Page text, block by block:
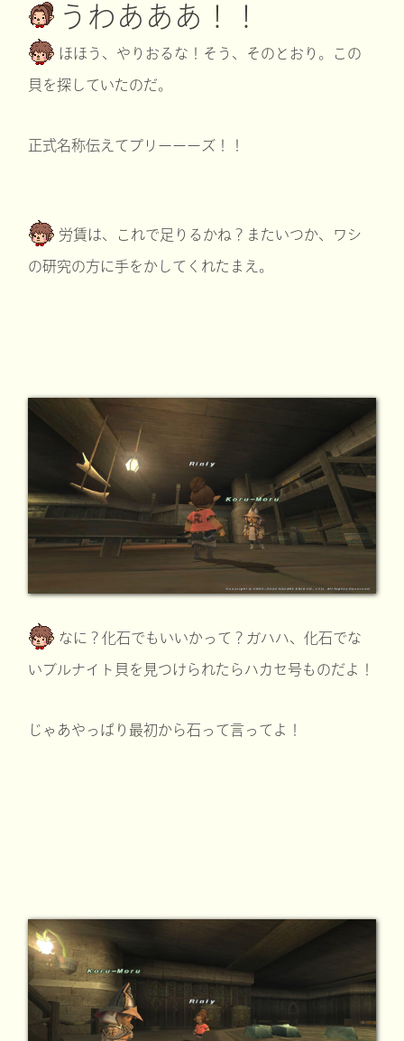
うわあああ！！
ほほう、やりおるな！そう、そのとおり。この
貝を探していたのだ。
正式名称伝えてプリーーーズ！！
労賃は、これで足りるかね？またいつか、ワシ
の研究の方に手をかしてくれたまえ。
なに？化石でもいいかって？ガハハ、化石でな
いブルナイト貝を見つけられたらハカセ号ものだよ！
じゃあやっぱり最初から石って言ってよ！